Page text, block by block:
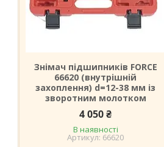
Знімач підшипників FORCE
66620 (внутрішній
захоплення) d=12-38 мм із
зворотним молотком
4 050 ₴
В наявності
66620